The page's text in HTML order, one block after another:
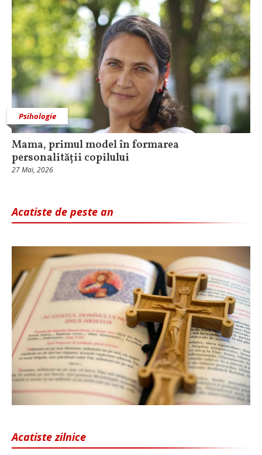
Psihologie
Mama, primul model în formarea
personalității copilului
27 Mai, 2026
Acatiste de peste an
Acatiste zilnice